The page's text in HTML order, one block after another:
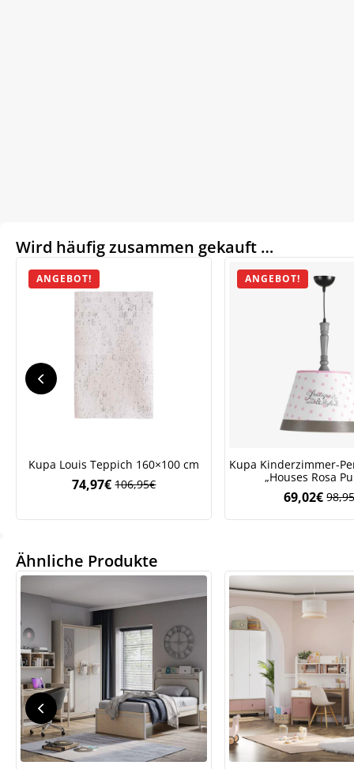
Wird häufig zusammen gekauft …
ANGEBOT!
Kupa Louis Teppich 160×100 cm
106,95€
Ursprünglicher
war:
74,97€ Aktueller
ist:
ANGEBOT!
Kupa Kinderzimmer-
„Houses Rosa
Preis
69,02€
Preis
Ähnliche Produkte